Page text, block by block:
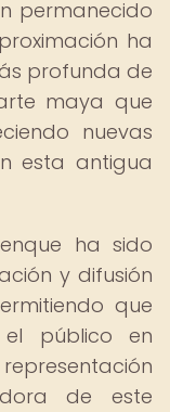
permanecido
ha
profunda de
maya que
nuevas
esta antigua
ha sido
y difusión
que
el público en
de este